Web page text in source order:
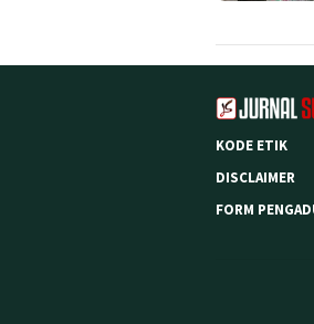
KODE ETIK
DISCLAIMER
FORM